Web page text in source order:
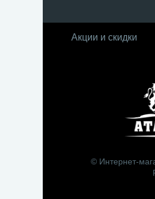
Акции и скидки
© Интернет-